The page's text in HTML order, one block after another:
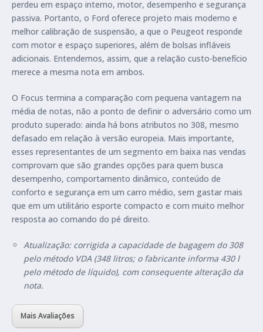
perdeu em espaço interno, motor, desempenho e segurança
passiva. Portanto, o Ford oferece projeto mais moderno e
melhor calibração de suspensão, a que o Peugeot responde
com motor e espaço superiores, além de bolsas infláveis
adicionais. Entendemos, assim, que a relação custo-benefício
merece a mesma nota em ambos.
O Focus termina a comparação com pequena vantagem na
média de notas, não a ponto de definir o adversário como um
produto superado: ainda há bons atributos no 308, mesmo
defasado em relação à versão europeia. Mais importante,
esses representantes de um segmento em baixa nas vendas
comprovam que são grandes opções para quem busca
desempenho, comportamento dinâmico, conteúdo de
conforto e segurança em um carro médio, sem gastar mais
que em um utilitário esporte compacto e com muito melhor
resposta ao comando do pé direito.
Atualização: corrigida a capacidade de bagagem do 308
pelo método VDA (348 litros; o fabricante informa 430 l
pelo método de líquido), com consequente alteração da
nota.
Mais Avaliações